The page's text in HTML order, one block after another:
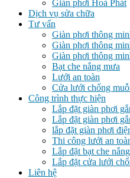
Chuyên
giàn
Giàn phơi Hoà Phát
Dịch vụ sửa chữa
Tư vấn
Giàn phơi thông
Giàn phơi thông
Giàn phơi thông
Bạt che nắng mưa
Lưới an toàn
Cửa lưới chống
Công trình thực hiện
Lắp đặt giàn phơi
Lắp đặt giàn phơi
lắp đặt giàn phơi
Thi công lưới an
Lắp đặt bạt che nắng
Lắp đặt cửa lưới
Liên hệ